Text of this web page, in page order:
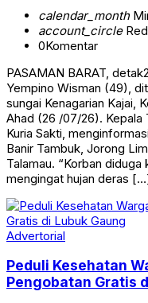
calendar_month
account_circle
0Komentar
PASAMAN BARAT,
Yempino Wisman (49),
sungai Kenagarian Kajai,
Ahad (26 /07/26). Kepala
Kuria Sakti,
Banir Tambuk, Jorong
Talamau. “Korban diduga
mengingat hujan deras
Advertorial
Peduli Kesehatan
Pengobatan Gratis